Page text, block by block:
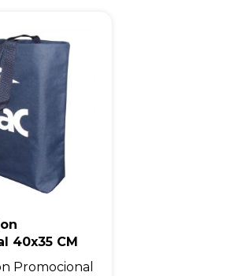
40x35 CM
Promocional
A nossa empresa está comprometida a proteger e
utilizaremos seus dados apenas para fins
Você pode alterar suas preferências a